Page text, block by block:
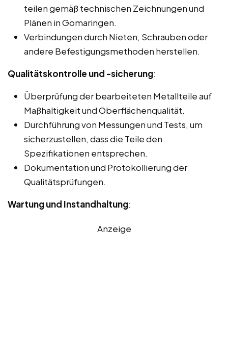
teilen gemäß technischen Zeichnungen und
Plänen in Gomaringen.
Verbindungen durch Nieten, Schrauben oder
andere Befestigungsmethoden herstellen.
Qualitätskontrolle und -sicherung:
Überprüfung der bearbeiteten Metallteile auf
Maßhaltigkeit und Oberflächenqualität.
Durchführung von Messungen und Tests, um
sicherzustellen, dass die Teile den
Spezifikationen entsprechen.
Dokumentation und Protokollierung der
Qualitätsprüfungen.
Wartung und Instandhaltung:
Anzeige